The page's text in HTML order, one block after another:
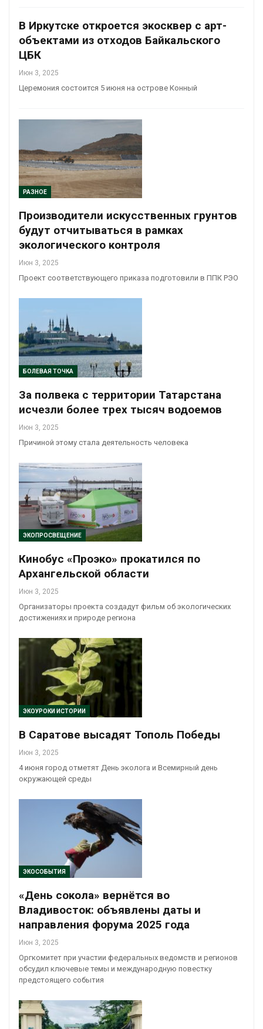
В Иркутске откроется экосквер с арт-
объектами из отходов Байкальского
ЦБК
Июн 3, 2025
Церемония состоится 5 июня на острове Конный
РАЗНОЕ
Производители искусственных грунтов
будут отчитываться в рамках
экологического контроля
Июн 3, 2025
Проект соответствующего приказа подготовили в ППК РЭО
БОЛЕВАЯ ТОЧКА
За полвека с территории Татарстана
исчезли более трех тысяч водоемов
Июн 3, 2025
Причиной этому стала деятельность человека
ЭКОПРОСВЕЩЕНИЕ
Кинобус «Проэко» прокатился по
Архангельской области
Июн 3, 2025
Организаторы проекта создадут фильм об экологических
достижениях и природе региона
ЭКОУРОКИ ИСТОРИИ
В Саратове высадят Тополь Победы
Июн 3, 2025
4 июня город отметят День эколога и Всемирный день
окружающей среды
ЭКОСОБЫТИЯ
«День сокола» вернётся во
Владивосток: объявлены даты и
направления форума 2025 года
Июн 3, 2025
Оргкомитет при участии федеральных ведомств и регионов
обсудил ключевые темы и международную повестку
предстоящего события